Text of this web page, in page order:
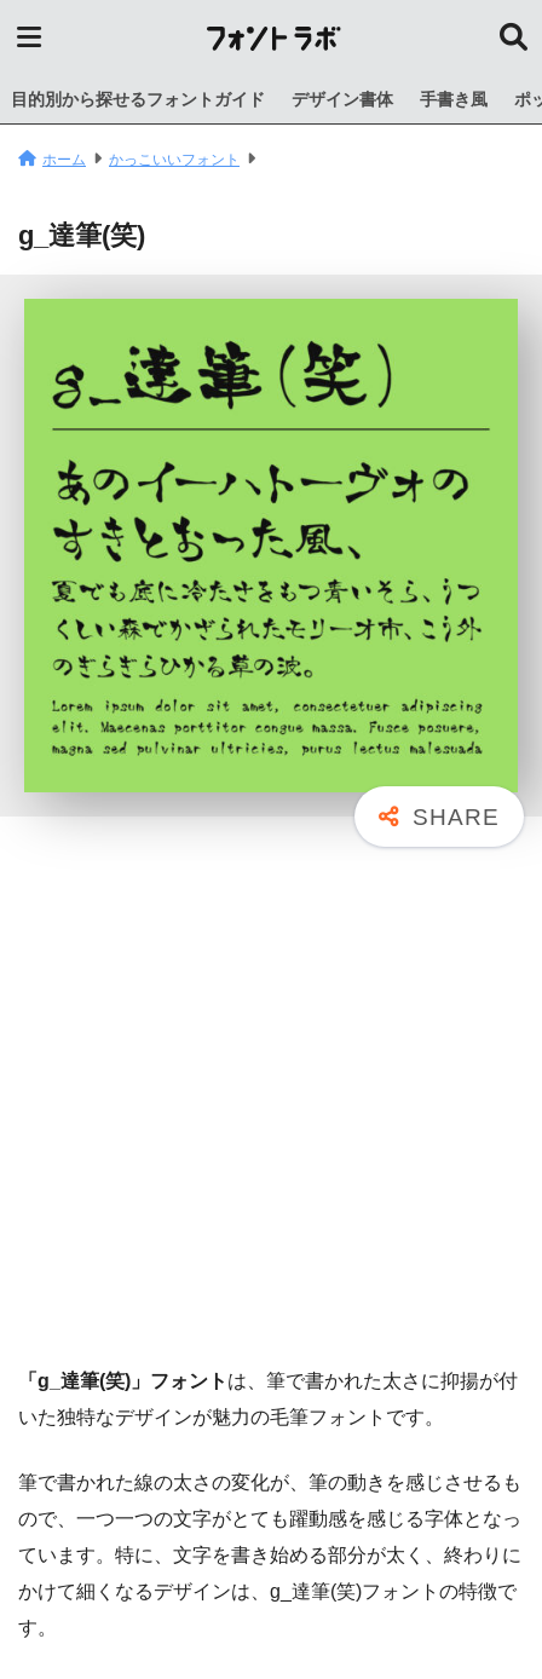
目的別から探せるフォントガイド デザイン書体 手書き風 ポ
ホーム かっこいいフォント
g_達筆(笑)
「g_達筆(笑)」フォント は、筆で書かれた太さに抑揚が付
いた独特なデザインが魅力の毛筆フォントです。
筆で書かれた線の太さの変化が、筆の動きを感じさせるも
ので、一つ一つの文字がとても躍動感を感じる字体となっ
ています。特に、文字を書き始める部分が太く、終わりに
かけて細くなるデザインは、g_達筆(笑)フォントの特徴で
す。